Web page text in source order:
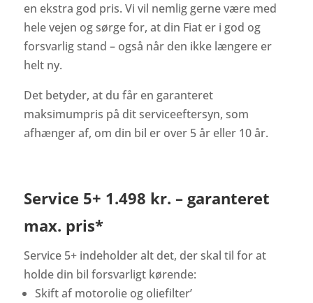
en ekstra god pris. Vi vil nemlig gerne være med
hele vejen og sørge for, at din Fiat er i god og
forsvarlig stand – også når den ikke længere er
helt ny.
Det betyder, at du får en garanteret
maksimumpris på dit serviceeftersyn, som
afhænger af, om din bil er over 5 år eller 10 år.
Service 5+ 1.498 kr. – garanteret
max. pris*
Service 5+ indeholder alt det, der skal til for at
holde din bil forsvarligt kørende:
Skift af motorolie og oliefilter’